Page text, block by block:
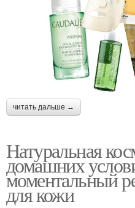
читать дальше →
Натуральная
домашних
моментальный
для кожи